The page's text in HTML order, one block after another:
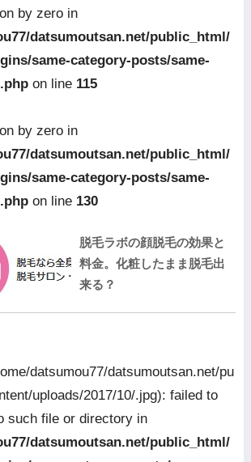
by zero in
datsumoutsan.net/public_html/
same-category-posts/same-
on line 115
by zero in
datsumoutsan.net/public_html/
same-category-posts/same-
on line 130
脱毛ラボの顔脱毛の効果と
料金。化粧したまま脱毛出
来る？
datsumou77/datsumoutsan.net/pu
uploads/2017/10/.jpg): failed to
such file or directory in
datsumoutsan.net/public_html/